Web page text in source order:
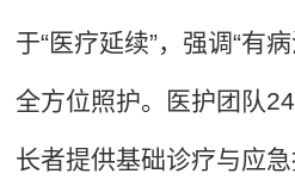
于“医疗延续”，强调“有
全方位照护。医护团队
长者提供基础诊疗与应急